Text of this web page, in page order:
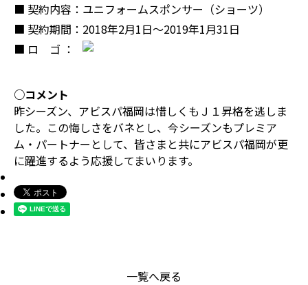
■ 契約内容： ユニフォームスポンサー（ショーツ）
■ 契約期間： 2018年2月1日～2019年1月31日
■ ロ ゴ ：
○コメント
昨シーズン、アビスパ福岡は惜しくもＪ１昇格を逃しま
した。この悔しさをバネとし、今シーズンもプレミア
ム・パートナーとして、皆さまと共にアビスパ福岡が更
に躍進するよう応援してまいります。
一覧へ戻る